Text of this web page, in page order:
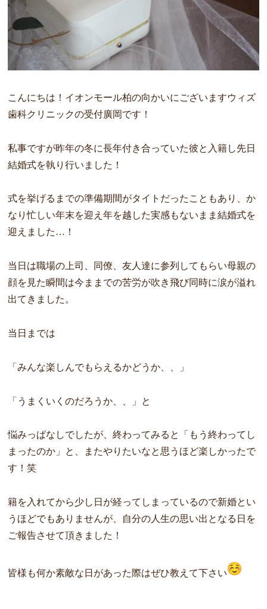
こんにちは！ イオンモール柏の向かいにございますウィズ
歯科クリニックの受付廣岡です！
私事ですが昨年の冬に長年付き合っていた彼と入籍し先日
結婚式を執り行いました！
式を挙げるまでの準備期間がタイトだったこともあり、か
なり忙しい年末を迎え年を越した実感もないまま結婚式を
迎えました…！
当日は職場の上司、同僚、友人達に参列してもらい母親の
顔を見た瞬間は今ままでの苦労が吹き飛び同時に涙が溢れ
出てきました。
当日までは
「みんな楽しんでもらえるかどうか、、」
「うまくいくのだろうか、、」と
悩みっぱなしでしたが、終わってみると「 もう終わってし
まったのか」と、
またやりたいなと思うほど楽しかったで
す！笑
籍を入れてから少し日が経ってしまっているので新婚とい
うほどでもありませんが、 自分の人生の思い出となる日を
ご報告させて頂きました！
皆様も何か素敵な日があった際はぜひ教えて下さい